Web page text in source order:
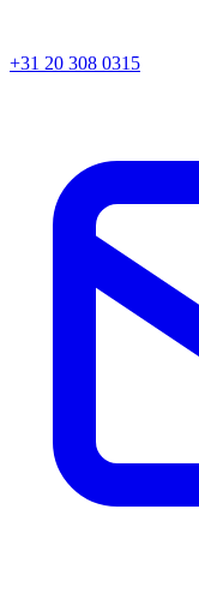
+31 20 308 0315